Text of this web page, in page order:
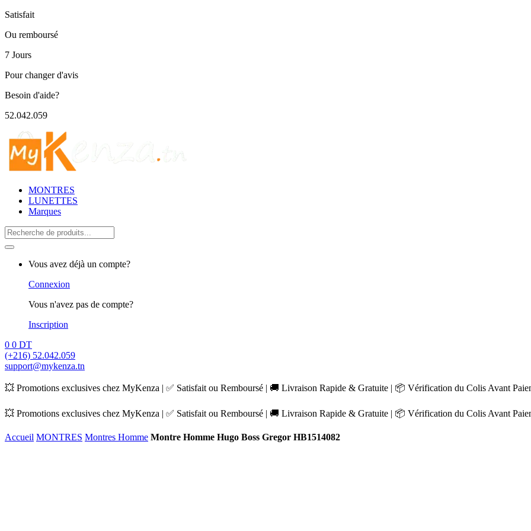
Satisfait
Ou remboursé
7 Jours
Pour changer d'avis
Besoin d'aide?
52.042.059
MONTRES
LUNETTES
Marques
Search
for:
Vous avez déjà un compte?
Connexion
Vous n'avez pas de compte?
Inscription
0 0 DT
(+216) 52.042.059
support@mykenza.tn
💥 Promotions exclusives chez MyKenza | ✅ Satisfait ou Remboursé | 🚚 Livraison Rapide & Gratuite | 📦 Vérification du Colis Avant
💥 Promotions exclusives chez MyKenza | ✅ Satisfait ou Remboursé | 🚚 Livraison Rapide & Gratuite | 📦 Vérification du Colis Avant
Accueil MONTRES Montres Homme Montre Homme Hugo Boss Gregor HB1514082